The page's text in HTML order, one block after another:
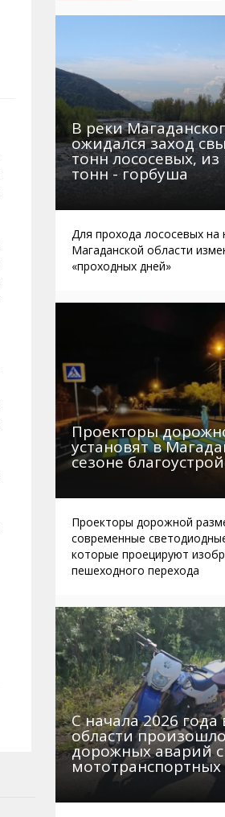
Автобусы
Таблица
Не мусорить
Браконьеры
В реки
ожидался заход
тонн лососевых, из
тонн - горбуша
Для прохода лососевых на
Магаданской области
«проходных дней»
Проекторы
установят в
сезоне
Проекторы дорожной
современные
которые проецируют
пешеходного перехода
С начала 2026
области
дорожных аварий
мототранспортных